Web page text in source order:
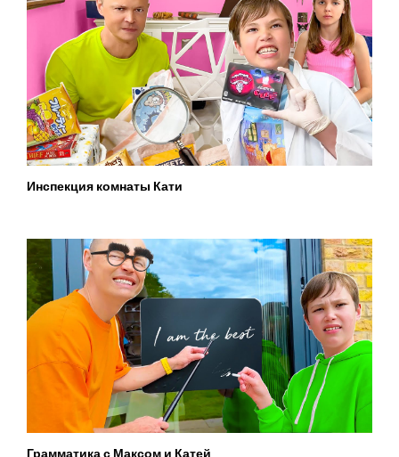
Инспекция комнаты Кати
Грамматика с Максом и Катей